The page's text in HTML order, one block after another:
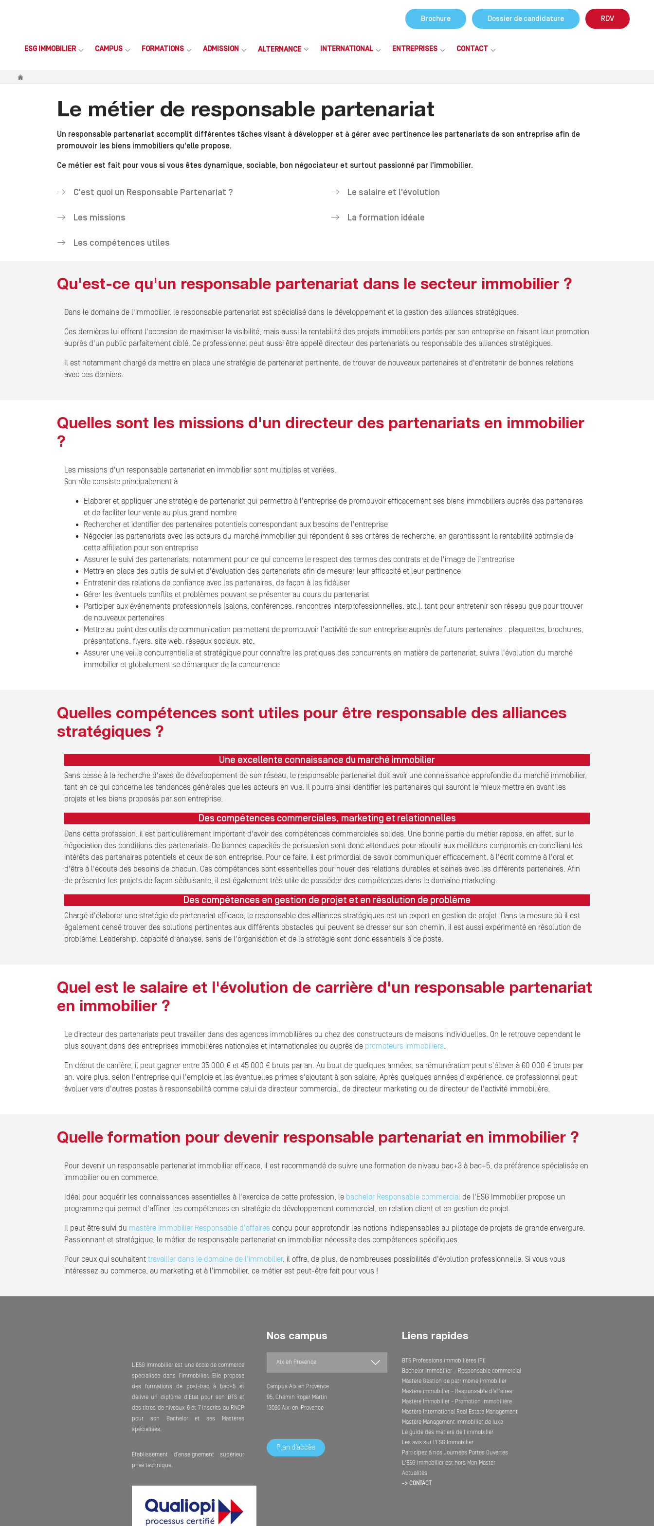
Brochure Dossier de candidature RDV
ESG IMMOBILIER CAMPUS FORMATIONS ADMISSION ALTERNANCE INTERNATIONAL ENTREPRISES CONTACT
Vous êtes ici
Le métier de responsable partenariat
Un responsable partenariat accomplit différentes tâches visant à développer et à gérer avec pertinence les partenariats de son entreprise afin de
promouvoir les biens immobiliers qu'elle propose.
Ce métier est fait pour vous si vous êtes dynamique, sociable, bon négociateur et surtout passionné par l'immobilier.
C'est quoi un Responsable Partenariat ?
Les missions
Les compétences utiles
Le salaire et l'évolution
La formation idéale
Qu'est-ce qu'un responsable partenariat dans le secteur immobilier ?
Dans le domaine de l'immobilier, le responsable partenariat est spécialisé dans le développement et la gestion des alliances stratégiques.
Ces dernières lui offrent l'occasion de maximiser la visibilité, mais aussi la rentabilité des projets immobiliers portés par son entreprise en faisant leur promotion
auprès d'un public parfaitement ciblé. Ce professionnel peut aussi être appelé directeur des partenariats ou responsable des alliances stratégiques.
Il est notamment chargé de mettre en place une stratégie de partenariat pertinente, de trouver de nouveaux partenaires et d'entretenir de bonnes relations
avec ces derniers.
Quelles sont les missions d'un directeur des partenariats en immobilier
?
Les missions d'un responsable partenariat en immobilier sont multiples et variées.
Son rôle consiste principalement à
Élaborer et appliquer une stratégie de partenariat qui permettra à l'entreprise de promouvoir efficacement ses biens immobiliers auprès des partenaires
et de faciliter leur vente au plus grand nombre
Rechercher et identifier des partenaires potentiels correspondant aux besoins de l'entreprise
Négocier les partenariats avec les acteurs du marché immobilier qui répondent à ses critères de recherche, en garantissant la rentabilité optimale de
cette affiliation pour son entreprise
Assurer le suivi des partenariats, notamment pour ce qui concerne le respect des termes des contrats et de l'image de l'entreprise
Mettre en place des outils de suivi et d'évaluation des partenariats afin de mesurer leur efficacité et leur pertinence
Entretenir des relations de confiance avec les partenaires, de façon à les fidéliser
Gérer les éventuels conflits et problèmes pouvant se présenter au cours du partenariat
Participer aux événements professionnels (salons, conférences, rencontres interprofessionnelles, etc.), tant pour entretenir son réseau que pour trouver
de nouveaux partenaires
Mettre au point des outils de communication permettant de promouvoir l'activité de son entreprise auprès de futurs partenaires : plaquettes, brochures,
présentations, flyers, site web, réseaux sociaux, etc.
Assurer une veille concurrentielle et stratégique pour connaître les pratiques des concurrents en matière de partenariat, suivre l'évolution du marché
immobilier et globalement se démarquer de la concurrence
Quelles compétences sont utiles pour être responsable des alliances
stratégiques ?
Une excellente connaissance du marché immobilier
Sans cesse à la recherche d'axes de développement de son réseau, le responsable partenariat doit avoir une connaissance approfondie du marché immobilier,
tant en ce qui concerne les tendances générales que les acteurs en vue. Il pourra ainsi identifier les partenaires qui sauront le mieux mettre en avant les
projets et les biens proposés par son entreprise.
Des compétences commerciales, marketing et relationnelles
Dans cette profession, il est particulièrement important d'avoir des compétences commerciales solides. Une bonne partie du métier repose, en effet, sur la
négociation des conditions des partenariats. De bonnes capacités de persuasion sont donc attendues pour aboutir aux meilleurs compromis en conciliant les
intérêts des partenaires potentiels et ceux de son entreprise. Pour ce faire, il est primordial de savoir communiquer efficacement, à l'écrit comme à l'oral et
d'être à l'écoute des besoins de chacun. Ces compétences sont essentielles pour nouer des relations durables et saines avec les différents partenaires. Afin
de présenter les projets de façon séduisante, il est également très utile de posséder des compétences dans le domaine marketing.
Des compétences en gestion de projet et en résolution de problème
Chargé d'élaborer une stratégie de partenariat efficace, le responsable des alliances stratégiques est un expert en gestion de projet. Dans la mesure où il est
également censé trouver des solutions pertinentes aux différents obstacles qui peuvent se dresser sur son chemin, il est aussi expérimenté en résolution de
problème. Leadership, capacité d'analyse, sens de l'organisation et de la stratégie sont donc essentiels à ce poste.
Quel est le salaire et l'évolution de carrière d'un responsable partenariat
en immobilier ?
Le directeur des partenariats peut travailler dans des agences immobilières ou chez des constructeurs de maisons individuelles. On le retrouve cependant le
plus souvent dans des entreprises immobilières nationales et internationales ou auprès de promoteurs immobiliers.
En début de carrière, il peut gagner entre 35 000 € et 45 000 € bruts par an. Au bout de quelques années, sa rémunération peut s'élever à 60 000 € bruts par
an, voire plus, selon l'entreprise qui l'emploie et les éventuelles primes s'ajoutant à son salaire. Après quelques années d'expérience, ce professionnel peut
évoluer vers d'autres postes à responsabilité comme celui de directeur commercial, de directeur marketing ou de directeur de l'activité immobilière.
Quelle formation pour devenir responsable partenariat en immobilier ?
Pour devenir un responsable partenariat immobilier efficace, il est recommandé de suivre une formation de niveau bac+3 à bac+5, de préférence spécialisée en
immobilier ou en commerce.
Idéal pour acquérir les connaissances essentielles à l'exercice de cette profession, le bachelor Responsable commercial de l'ESG Immobilier propose un
programme qui permet d'affiner les compétences en stratégie de développement commercial, en relation client et en gestion de projet.
Il peut être suivi du mastère immobilier Responsable d'affaires conçu pour approfondir les notions indispensables au pilotage de projets de grande envergure.
Passionnant et stratégique, le métier de responsable partenariat en immobilier nécessite des compétences spécifiques.
Pour ceux qui souhaitent travailler dans le domaine de l'immobilier, il offre, de plus, de nombreuses possibilités d'évolution professionnelle. Si vous vous
intéressez au commerce, au marketing et à l'immobilier, ce métier est peut-être fait pour vous !
L’ESG Immobilier est une école de commerce
spécialisée dans l’immobilier. Elle propose
des formations de post-bac à bac+5 et
délivre un diplôme d’Etat pour son BTS et
des titres de niveaux 6 et 7 inscrits au RNCP
pour son Bachelor et ses Mastères
spécialisés.
Établissement d’enseignement supérieur
privé technique.
Nos campus
Campus Aix en Provence
95, Chemin Roger Martin
13090 Aix-en-Provence
Plan d’accès
Liens rapides
BTS Professions immobilières (PI)
Bachelor immobilier – Responsable commercial
Mastère Gestion de patrimoine immobilier
Mastère immobilier - Responsable d’affaires
Mastère Immobilier - Promotion Immobilière
Mastère International Real Estate Management
Mastère Management Immobilier de luxe
Le guide des métiers de l'immobilier
Les avis sur l'ESG Immobilier
Participez à nos Journées Portes Ouvertes
L'ESG Immobilier est hors Mon Master
Actualités
-> CONTACT